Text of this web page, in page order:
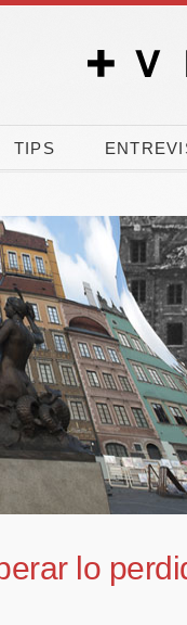
TIPS
lo
El 90% de los
españoles
favor de